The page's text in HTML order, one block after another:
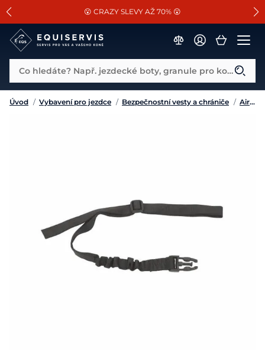
SLEVA 13% na vše od Cassini!
😮 CRAZY SLEVY AŽ 70% 😮
📐Pasování a doplňky k vybraným sedlům ZDARMA 🐴
Co hledáte? Např. jezdecké boty, granule pro koně...
Úvod / Vybavení pro jezdce / Bezpečnostní vesty a chrániče / Airbagové vesty